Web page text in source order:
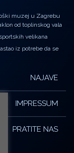
muzej u Zagrebu
od toplinskog vala
velikana
iz potrebe da se
NAJAVE
IMPRESSUM
PRATITE NAS